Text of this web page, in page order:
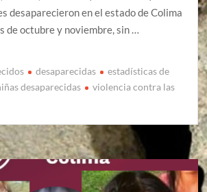
desaparecieron en el estado de Colima
de octubre y noviembre, sin …
desaparecidas
estadísticas de
desaparecidas
violencia contra las